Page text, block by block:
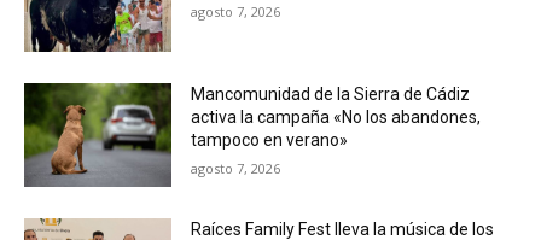
agosto 7, 2026
Mancomunidad de la Sierra de Cádiz
activa la campaña «No los abandones,
tampoco en verano»
agosto 7, 2026
Raíces Family Fest lleva la música de los